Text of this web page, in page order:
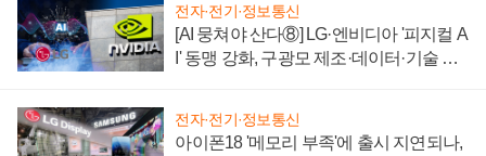
전자·전기·정보통신
[AI 뭉쳐야 산다⑧] LG·엔비디아 '피지컬 A
I' 동맹 강화, 구광모 제조·데이터·기술 결
전자·전기·정보통신
아이폰18 '메모리 부족'에 출시 지연되나,